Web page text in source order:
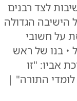
לצד רבנים
הישיבה הגדולה
על חשובי
• בנו של ראש
אביו: "זו
התורה" |